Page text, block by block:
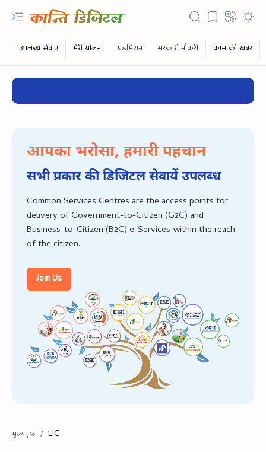
RTL Mode
Rich Results Test
PageSpeed Insights
आपका भरोसा, हमारी पहचान
सभी प्रकार की डिजिटल सेवायें उपलब्‍ध
Common Services Centres are the access points for
delivery of Government-to-Citizen (G2C) and
Business-to-Citizen (B2C) e-Services within the reach
of the citizen.
Join Us
LIC